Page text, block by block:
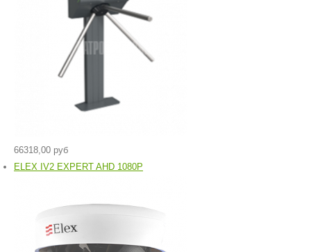
66318,00 руб
ELEX IV2 EXPERT AHD 1080P